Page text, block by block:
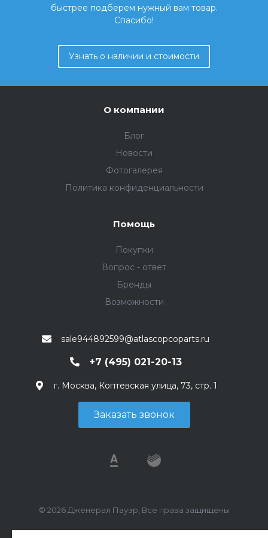
быстрее подберем нужный вам товар.
Спасибо!
Узнать о наличии и стоимости
О компании
Блог
Новости
Фотогалерея
Политика конфиденциальности
Помощь
Покупки
Вопрос - ответ
Бренды
Возможности
sale944892599@atlascopcoparts.ru
+7 (495) 021-20-13
г. Москва, Коптевская улица, 73, стр. 1
Заказать звонок
© 2026 Дженерал Пауэр, Все права защищены